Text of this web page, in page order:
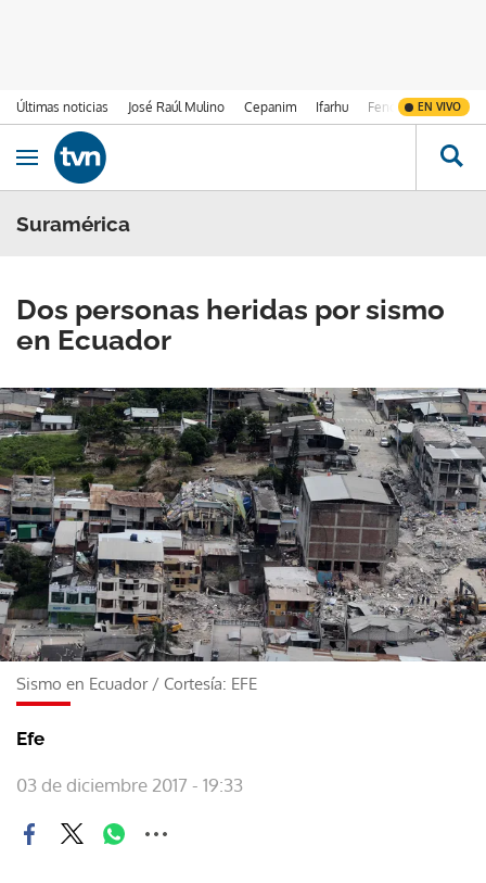
Últimas noticias José Raúl Mulino Cepanim Ifarhu Fenómeno de El
EN VIVO
Ir al contenido
Obrir navegació
Suramérica
Dos personas heridas por sismo
en Ecuador
Sismo en Ecuador/ Cortesía: EFE
Efe
03 de diciembre 2017 - 19:33